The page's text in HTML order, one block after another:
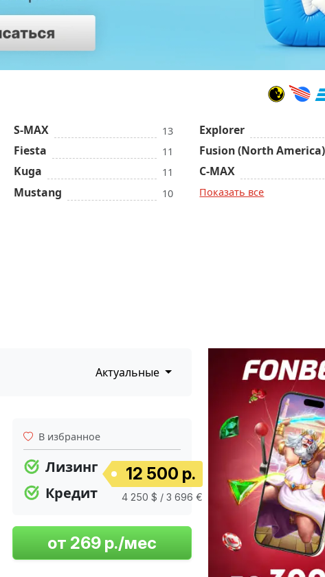
S-MAX 13
Fiesta 11
Kuga 11
Mustang 10
Explorer
Fusion (North America)
C-MAX
Показать все
Актуальные
В избранное
Лизинг
Кредит
12 500 р.
4 250 $ / 3 696 €